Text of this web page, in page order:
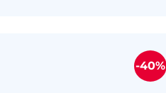
-40%